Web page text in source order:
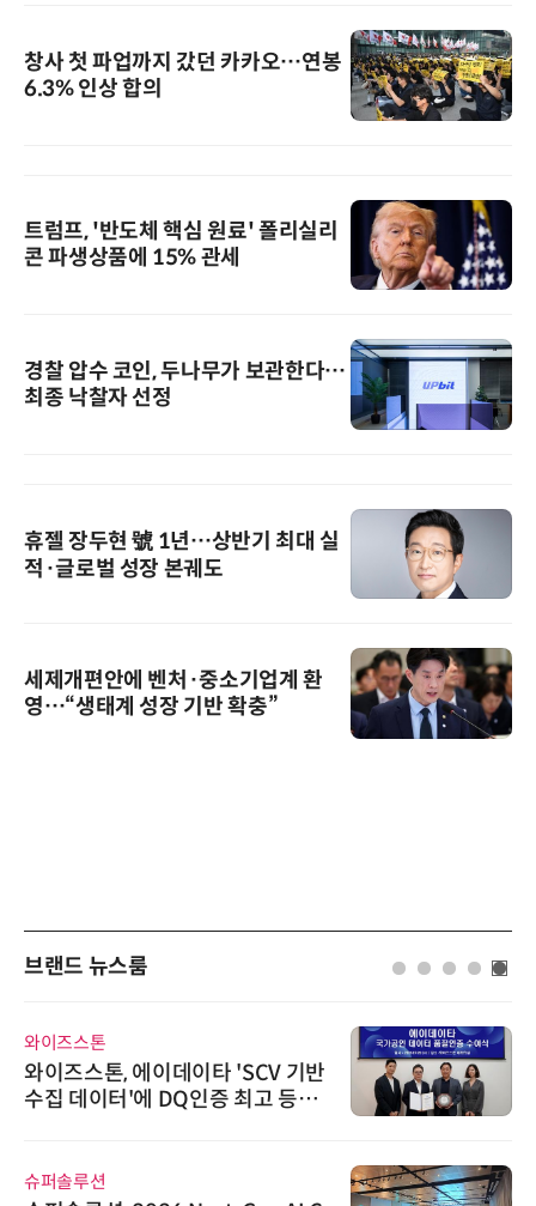
창사 첫 파업까지 갔던 카카오…연봉
6.3% 인상 합의
트럼프, '반도체 핵심 원료' 폴리실리
콘 파생상품에 15% 관세
경찰 압수 코인, 두나무가 보관한다…
최종 낙찰자 선정
휴젤 장두현 號 1년…상반기 최대 실
적·글로벌 성장 본궤도
세제개편안에 벤처·중소기업계 환
영…“생태계 성장 기반 확충”
브랜드 뉴스룸
와이즈스톤
와이즈스톤, 에이데이타 'SCV 기반
수집 데이터'에 DQ인증 최고 등급
슈퍼솔루션